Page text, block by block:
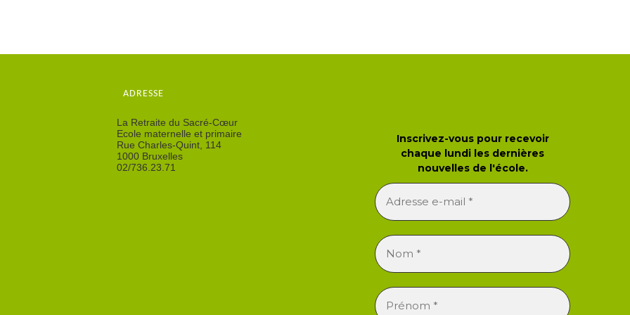
ADRESSE
La Retraite du Sacré-Cœur
Ecole maternelle et primaire
Rue Charles-Quint, 114
1000 Bruxelles
02/736.23.71
Inscrivez-vous pour recevoir
chaque lundi les dernières
nouvelles de l'école.